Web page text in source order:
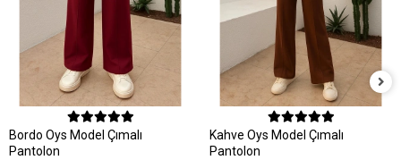
Sepete Ekle
Bordo Oys Model Çımalı
Pantolon
Sepete Ekle
Kahve Oys Model Çımalı
Pantolon